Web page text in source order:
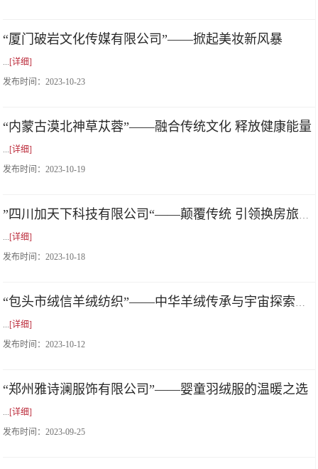
“厦门破岩文化传媒有限公司”——掀起美妆新风暴
...[详细]
发布时间：2023-10-23
“内蒙古漠北神草苁蓉”——融合传统文化 释放健康能量
...[详细]
发布时间：2023-10-19
...[详细]
发布时间：2023-10-18
...[详细]
发布时间：2023-10-12
“郑州雅诗澜服饰有限公司”——婴童羽绒服的温暖之选
...[详细]
发布时间：2023-09-25